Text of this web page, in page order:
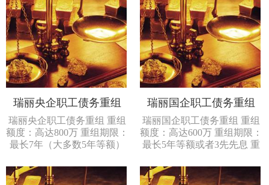
瑞丽央企职工债务重组
瑞丽央企职工债务重组 重组
额度：高达800万 重组期限：
最长7年（大多数5年等额）
瑞丽国企职工债务重组
瑞丽国企职工债务重组 重组
额度：高达600万 重组期限：
最长5年等额或者3先先息 重